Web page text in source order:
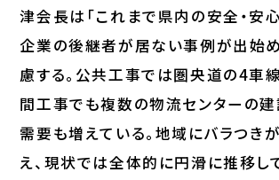
津会長は「これまで県内の安全・安
企業の後継者が居ない事例が出始め
慮する。公共工事では圏央道の4車
間工事でも複数の物流センターの
需要も増えている。地域にバラつき
え、現状では全体的に円滑に推移し